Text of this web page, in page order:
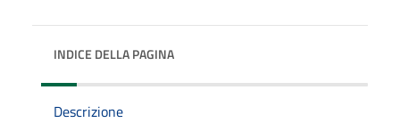
INDICE DELLA PAGINA
Descrizione